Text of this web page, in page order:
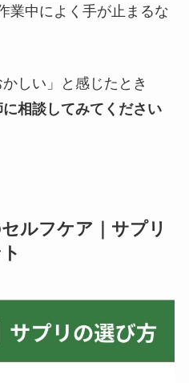
業中によく手が止まるな
しい」と感じたとき
相談してみてください
ルフケア｜サプリ